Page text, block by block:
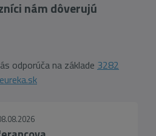
nám dôverujú
odporúča na základe 3282